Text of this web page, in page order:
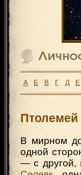
А Б В Г Д Е
Птолемей
В мирном
одной
— с другой,